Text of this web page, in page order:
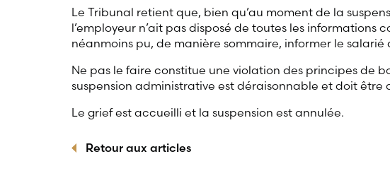
Le Tribunal retient que, bien qu’au moment de la
l’employeur n’ait pas disposé de toutes les
néanmoins pu, de manière sommaire, informer le
Ne pas le faire constitue une violation des principes de
suspension administrative est déraisonnable et doit être
Le grief est accueilli et la suspension est annulée.
Retour aux articles